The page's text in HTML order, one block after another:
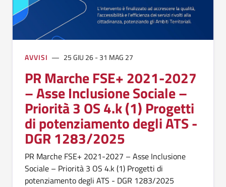
AVVISI 25 GIU 26 - 31 MAG 27
PR Marche FSE+ 2021-2027
– Asse Inclusione Sociale –
Priorità 3 OS 4.k (1) Progetti
di potenziamento degli ATS -
DGR 1283/2025
PR Marche FSE+ 2021-2027 – Asse Inclusione
Sociale – Priorità 3 OS 4.k (1) Progetti di
potenziamento degli ATS - DGR 1283/2025